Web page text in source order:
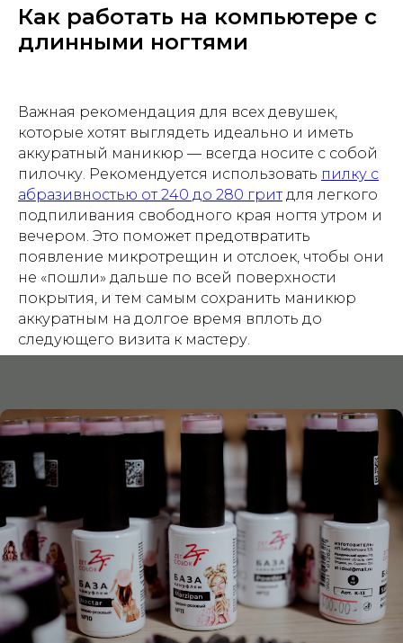
Как работать на компьютере с
длинными ногтями
Важная рекомендация для всех девушек,
которые хотят выглядеть идеально и иметь
аккуратный маникюр — всегда носите с собой
пилочку. Рекомендуется использовать пилку с
абразивностью от 240 до 280 гритдля легкого
подпиливания свободного края ногтя утром и
вечером. Это поможет предотвратить
появление микротрещин и отслоек, чтобы они
не «пошли» дальше по всей поверхности
покрытия, и тем самым сохранить маникюр
аккуратным на долгое время вплоть до
следующего визита к мастеру.